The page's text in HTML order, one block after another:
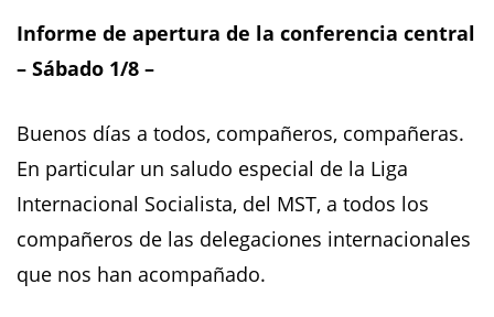
Informe de apertura de la conferencia central
– Sábado 1/8 –
Buenos días a todos, compañeros, compañeras.
En particular un saludo especial de la Liga
Internacional Socialista, del MST, a todos los
compañeros de las delegaciones internacionales
que nos han acompañado.